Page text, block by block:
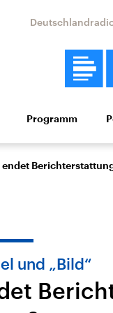
Wirtschaft
USA
Programm
endet
und „Bild“